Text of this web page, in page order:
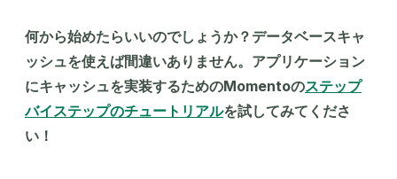
何から始めたらいいのでしょうか？データベースキャ
ッシュを使えば間違いありません。アプリケーション
にキャッシュを実装するためのMomentoのステップ
バイステップのチュートリアルを試してみてくださ
い！